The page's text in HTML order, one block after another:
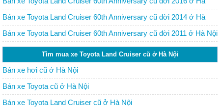
Nội
Bán xe Toyota Land Cruiser 60th Anniversary cũ đời 2014 ở Hà
Nội
Bán xe Toyota Land Cruiser 60th Anniversary cũ đời 2011 ở Hà Nội
Tìm mua xe Toyota Land Cruiser cũ ở Hà Nội
Bán xe hơi cũ ở Hà Nội
Bán xe Toyota cũ ở Hà Nội
Bán xe Toyota Land Cruiser cũ ở Hà Nội